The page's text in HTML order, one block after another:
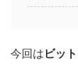
今回は ビッ